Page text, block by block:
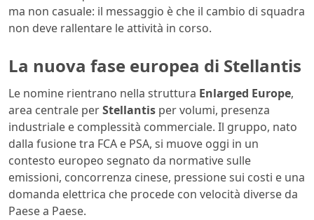
ma non casuale: il messaggio è che il cambio di squadra
non deve rallentare le attività in corso.
La nuova fase europea di Stellantis
Le nomine rientrano nella struttura Enlarged Europe,
area centrale perStellantis per volumi, presenza
industriale e complessità commerciale. Il gruppo, nato
dalla fusione tra FCA e PSA, si muove oggi in un
contesto europeo segnato da normative sulle
emissioni, concorrenza cinese, pressione sui costi e una
domanda elettrica che procede con velocità diverse da
Paese a Paese.